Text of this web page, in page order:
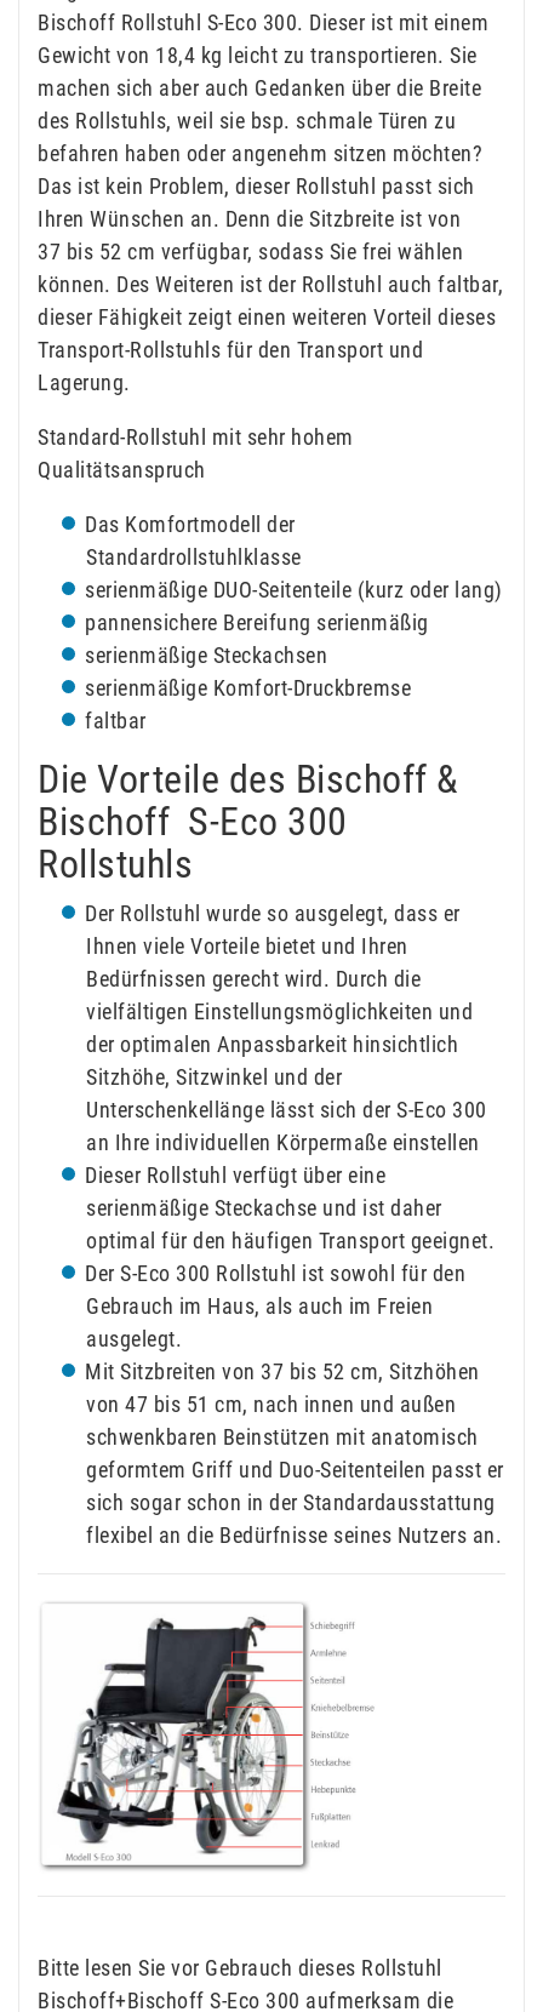
Bischoff Rollstuhl S-Eco 300. Dieser ist mit einem
Gewicht von 18,4 kg leicht zu transportieren. Sie
machen sich aber auch Gedanken über die Breite
des Rollstuhls, weil sie bsp. schmale Türen zu
befahren haben oder angenehm sitzen möchten?
Das ist kein Problem, dieser Rollstuhl passt sich
Ihren Wünschen an. Denn die Sitzbreite ist von
37 bis 52 cm verfügbar, sodass Sie frei wählen
können. Des Weiteren ist der Rollstuhl auch faltbar,
dieser Fähigkeit zeigt einen weiteren Vorteil dieses
Transport-Rollstuhls für den Transport und
Lagerung.
Standard-Rollstuhl mit sehr hohem
Qualitätsanspruch
Das Komfortmodell der
Standardrollstuhlklasse
serienmäßige DUO-Seitenteile (kurz oder lang)
pannensichere Bereifung serienmäßig
serienmäßige Steckachsen
serienmäßige Komfort-Druckbremse
faltbar
Die Vorteile des Bischoff &
Bischoff S-Eco 300
Rollstuhls
Der Rollstuhl wurde so ausgelegt, dass er
Ihnen viele Vorteile bietet und Ihren
Bedürfnissen gerecht wird. Durch die
vielfältigen Einstellungsmöglichkeiten und
der optimalen Anpassbarkeit hinsichtlich
Sitzhöhe, Sitzwinkel und der
Unterschenkellänge lässt sich der S-Eco 300
an Ihre individuellen Körpermaße einstellen
Dieser Rollstuhl verfügt über eine
serienmäßige Steckachse und ist daher
optimal für den häufigen Transport geeignet.
Der S-Eco 300 Rollstuhl ist sowohl für den
Gebrauch im Haus, als auch im Freien
ausgelegt.
Mit Sitzbreiten von 37 bis 52 cm, Sitzhöhen
von 47 bis 51 cm, nach innen und außen
schwenkbaren Beinstützen mit anatomisch
geformtem Griff und Duo-Seitenteilen passt er
sich sogar schon in der Standardausstattung
flexibel an die Bedürfnisse seines Nutzers an.
Bitte lesen Sie vor Gebrauch dieses Rollstuhl
Bischoff+Bischoff S-Eco 300 aufmerksam die